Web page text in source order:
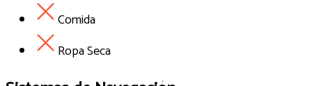
Comida
Ropa Seca